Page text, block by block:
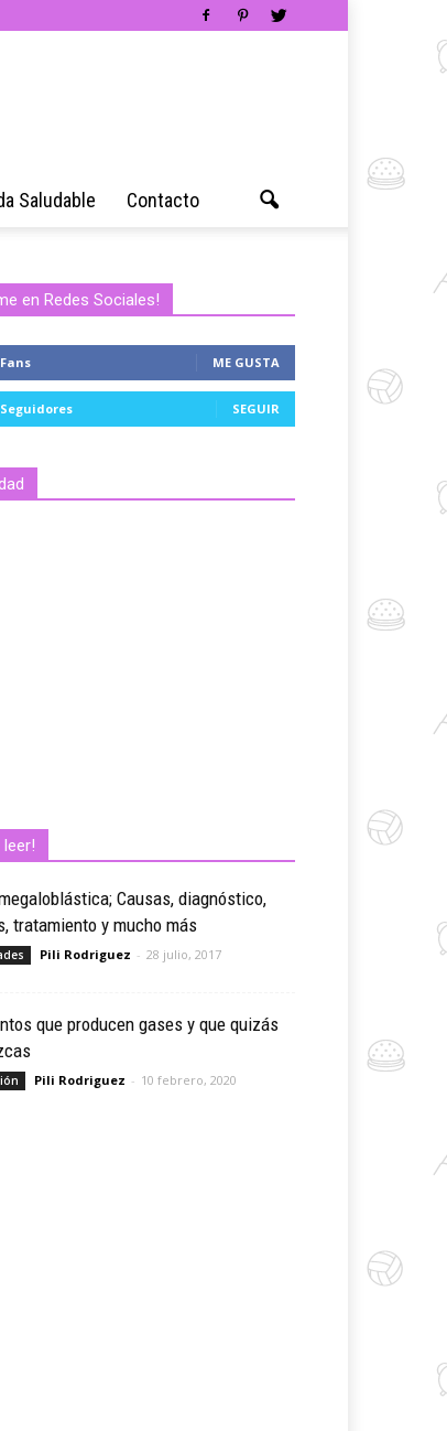
Saludable Contacto
en Redes Sociales!
Fans ME GUSTA
Seguidores SEGUIR
leer!
Causas, diagnóstico,
tratamiento y mucho más
Pili Rodriguez - 28 julio, 2017
que producen gases y que quizás
Pili Rodriguez - 10 febrero, 2020